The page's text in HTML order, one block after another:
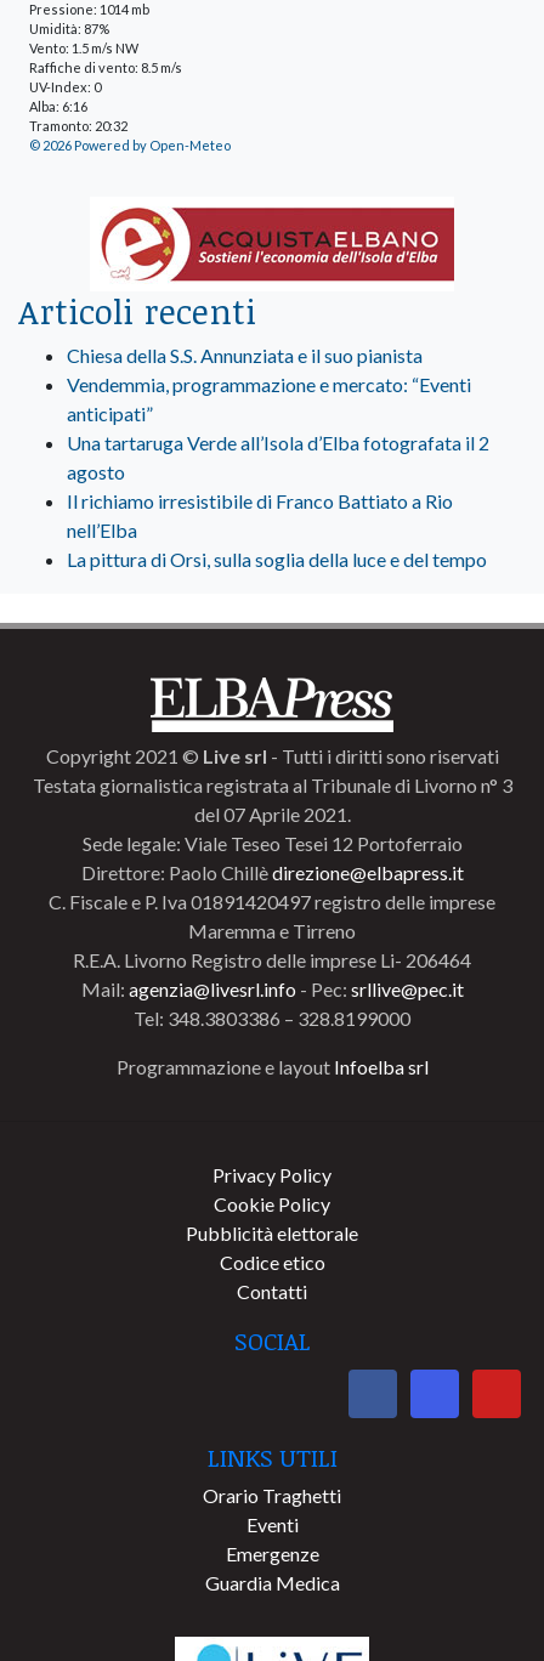
Pressione: 1014 mb
Umidità: 87%
Vento: 1.5 m/s NW
Raffiche di vento: 8.5 m/s
UV-Index: 0
Alba: 6:16
Tramonto: 20:32
© 2026 Powered by Open-Meteo
Articoli recenti
Chiesa della S.S. Annunziata e il suo pianista
Vendemmia, programmazione e mercato: “Eventi
anticipati”
Una tartaruga Verde all’Isola d’Elba fotografata il 2
agosto
Il richiamo irresistibile di Franco Battiato a Rio
nell’Elba
La pittura di Orsi, sulla soglia della luce e del tempo
Copyright 2021 © Live srl - Tutti i diritti sono riservati
Testata giornalistica registrata al Tribunale di Livorno n° 3
del 07 Aprile 2021.
Sede legale: Viale Teseo Tesei 12 Portoferraio
Direttore: Paolo Chillèdirezione@elbapress.it
C. Fiscale e P. Iva 01891420497 registro delle imprese
Maremma e Tirreno
R.E.A. Livorno Registro delle imprese Li- 206464
Mail: agenzia@livesrl.info - Pec: srllive@pec.it
Tel: 348.3803386 – 328.8199000
Programmazione e layout Infoelba srl
Privacy Policy
Cookie Policy
Pubblicità elettorale
Codice etico
Contatti
SOCIAL
LINKS UTILI
Orario Traghetti
Eventi
Emergenze
Guardia Medica